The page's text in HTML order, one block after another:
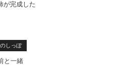
が完成した
しっぽ
と一緒